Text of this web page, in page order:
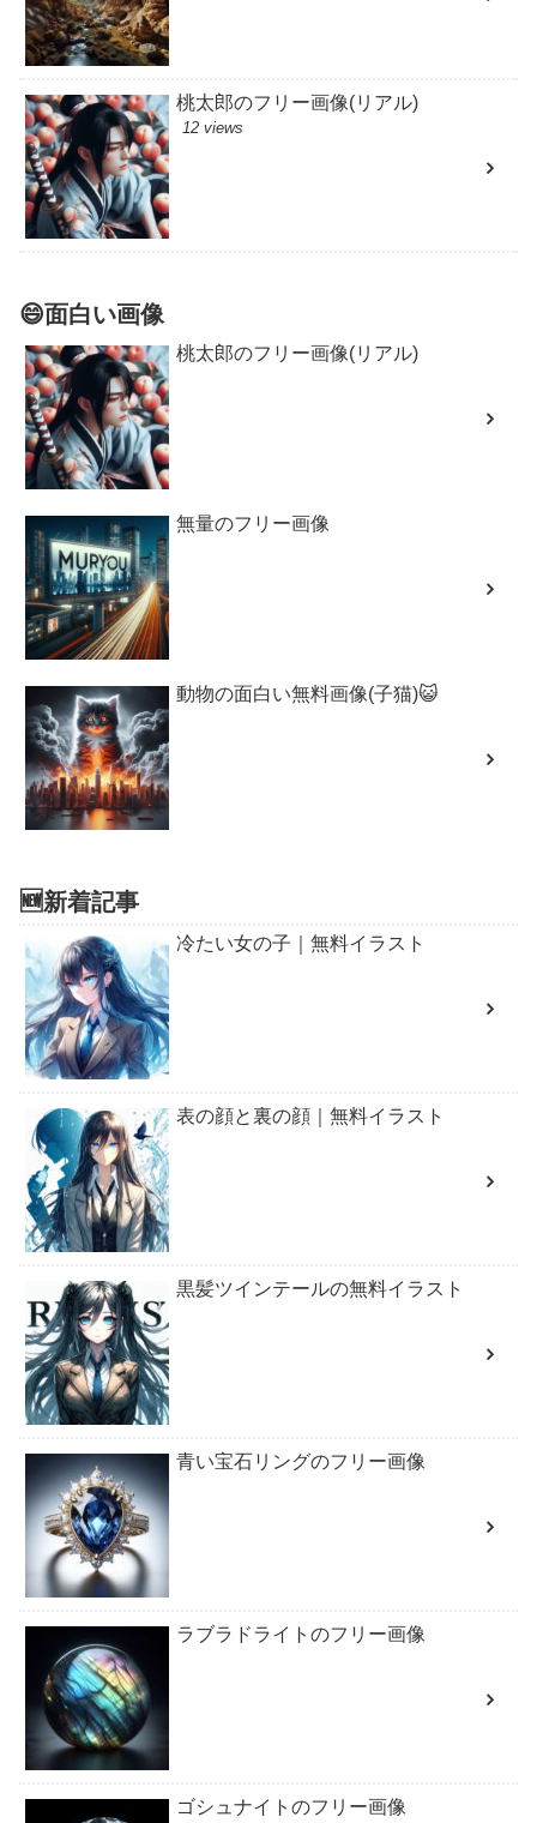
桃太郎のフリー画像(リアル)
12 views
😄面白い画像
桃太郎のフリー画像(リアル)
無量のフリー画像
動物の面白い無料画像(子猫)😺
🆕新着記事
冷たい女の子｜無料イラスト
表の顔と裏の顔｜無料イラスト
黒髪ツインテールの無料イラスト
青い宝石リングのフリー画像
ラブラドライトのフリー画像
ゴシュナイトのフリー画像